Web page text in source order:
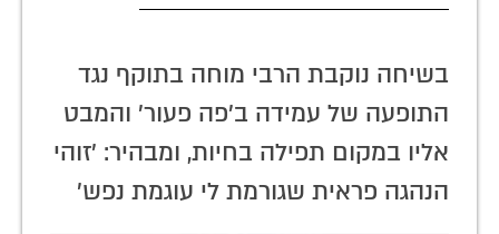
בשיחה נוקבת הרבי מוחה בתוקף נגד
התופעה של עמידה ב'פה פעור' והמבט
אליו במקום תפילה בחיות, ומבהיר: 'זוהי
הנהגה פראית שגורמת לי עוגמת נפש'